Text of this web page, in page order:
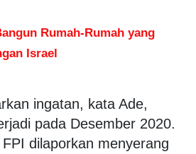
Rumah-Rumah yang
Israel
ingatan, kata Ade,
pada Desember 2020.
dilaporkan menyerang